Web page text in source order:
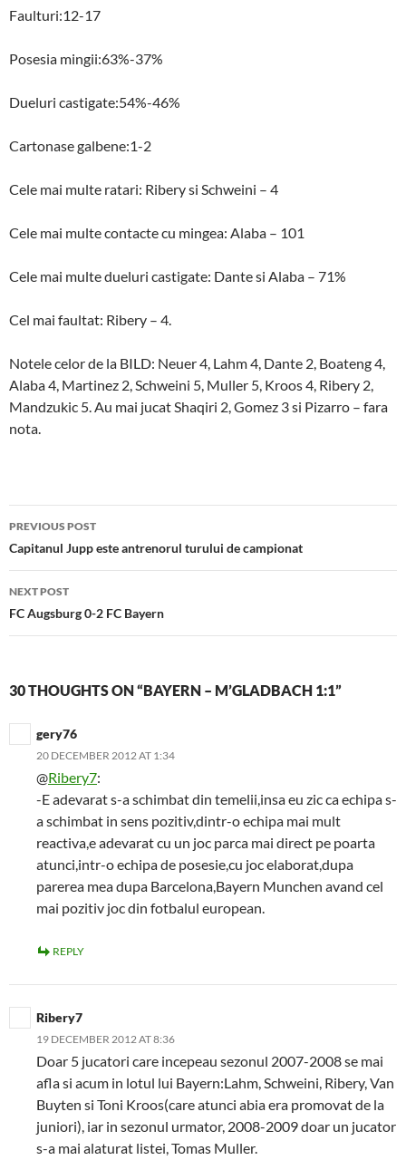
Faulturi:12-17
Posesia mingii:63%-37%
Dueluri castigate:54%-46%
Cartonase galbene:1-2
Cele mai multe ratari: Ribery si Schweini – 4
Cele mai multe contacte cu mingea: Alaba – 101
Cele mai multe dueluri castigate: Dante si Alaba – 71%
Cel mai faultat: Ribery – 4.
Notele celor de la BILD: Neuer 4, Lahm 4, Dante 2, Boateng 4,
Alaba 4, Martinez 2, Schweini 5, Muller 5, Kroos 4, Ribery 2,
Mandzukic 5. Au mai jucat Shaqiri 2, Gomez 3 si Pizarro – fara
nota.
Post
navigation
PREVIOUS POST
Capitanul Jupp este antrenorul turului de campionat
NEXT POST
FC Augsburg 0-2 FC Bayern
30 THOUGHTS ON “BAYERN – M’GLADBACH 1:1”
gery76
20 DECEMBER 2012 AT 1:34
@Ribery7:
-E adevarat s-a schimbat din temelii,insa eu zic ca echipa s-
a schimbat in sens pozitiv,dintr-o echipa mai mult
reactiva,e adevarat cu un joc parca mai direct pe poarta
atunci,intr-o echipa de posesie,cu joc elaborat,dupa
parerea mea dupa Barcelona,Bayern Munchen avand cel
mai pozitiv joc din fotbalul european.
REPLY
Ribery7
19 DECEMBER 2012 AT 8:36
Doar 5 jucatori care incepeau sezonul 2007-2008 se mai
afla si acum in lotul lui Bayern:Lahm, Schweini, Ribery, Van
Buyten si Toni Kroos(care atunci abia era promovat de la
juniori), iar in sezonul urmator, 2008-2009 doar un jucator
s-a mai alaturat listei, Tomas Muller.